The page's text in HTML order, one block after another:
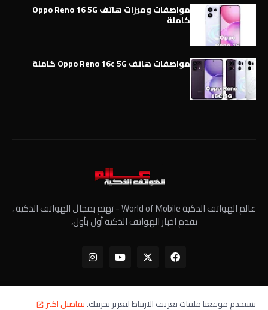
مواصفات وميزات هاتف Oppo Reno 16 5G
كاملة
مواصفات هاتف Oppo Reno 16c 5G كاملة
عالم الهواتف الذكية World of Mobile - ﺗﻬﺘﻢ ﺑﻤﺠﺎﻝ الهواتف الذكية ،
تقدم اخبار الهواتف الذكية أول بأول،
يستخدم موقعنا ملفات تعريف الارتباط لتعزيز تجربتك.تفاصيل اكثر